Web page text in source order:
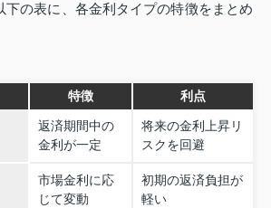
下の表に、各金利タイプの特徴をまとめ
特徴 利点
返済期間中の
金利が一定
将来の金利上昇リ
スクを回避
市場金利に応
じて変動
初期の返済負担が
軽い